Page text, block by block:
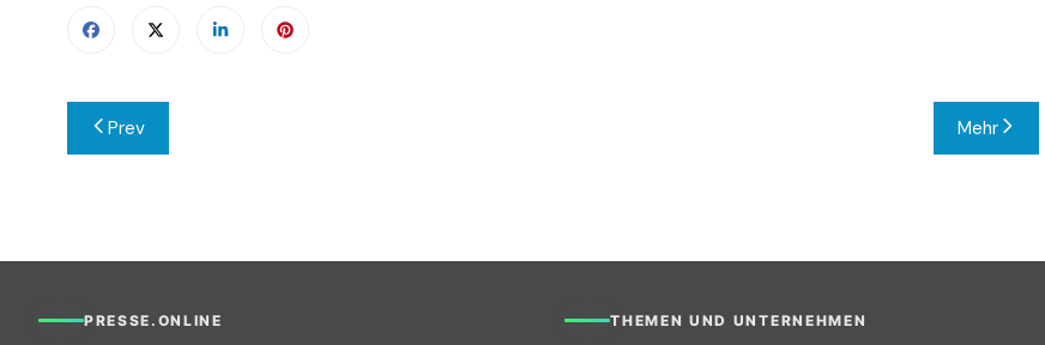
Beitragsnavigation
Prev Mehr
PRESSE.ONLINE THEMEN UND UNTERNEHMEN